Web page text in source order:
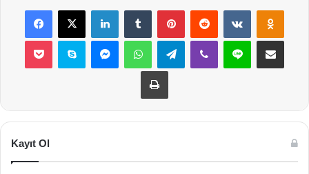
Facebook
X LinkedInTumblr PinterestReddit VKontakte
Pocket Skype MessengerWhatsAppTelegramViber Line E-Posta ile
Yazdır
Kayıt Ol